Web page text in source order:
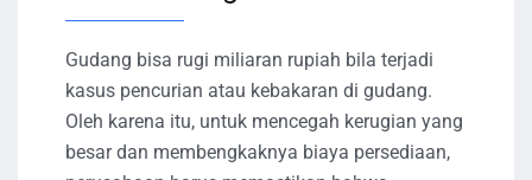
Gudang bisa rugi miliaran rupiah bila terjadi
kasus pencurian atau kebakaran di gudang.
Oleh karena itu, untuk mencegah kerugian yang
besar dan membengkaknya biaya persediaan,